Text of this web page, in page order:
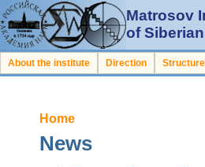
Matrosov
of
About the institute Direction Structure
Home
News